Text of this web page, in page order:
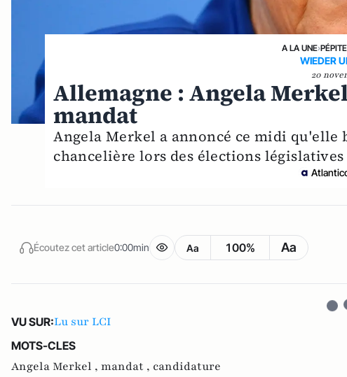
A LA UNE›
WIEDER
20
Allemagne : Angela
mandat
Angela Merkel a annoncé ce midi
chancelière lors des élections législatives
Écoutez cet article0:00min Aa 100% Aa
VU SUR:Lu sur LCI
MOTS-CLES
Angela Merkel , mandat , candidature